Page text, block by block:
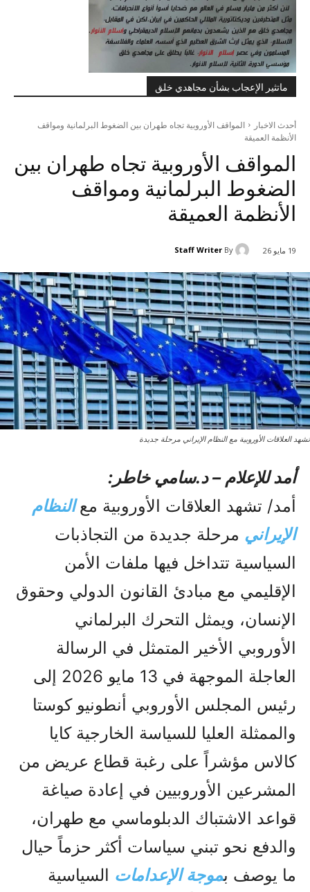
ماتثير الإعجاب بشأن مجاهدي خلق
أحدث الاخبار
المواقف الأوروبية تجاه طهران بين الضغوط البرلمانية ومواقف
الأنظمة العميقة
المواقف الأوروبية تجاه طهران بين
الضغوط البرلمانية ومواقف
الأنظمة العميقة
19 مايو 26 By
Staff Writer
تشهد العلاقات الأوروبية مع النظام الإيراني مرحلة جديدة
أمد للإعلام – د.سامي خاطر:
أمد/ تشهد العلاقات الأوروبية معالنظام
الإيراني مرحلة جديدة من التجاذبات
السياسية تتداخل فيها ملفات الأمن
الإقليمي مع مبادئ القانون الدولي وحقوق
الإنسان، ويمثل التحرك البرلماني
الأوروبي الأخير المتمثل في الرسالة
العاجلة الموجهة في 13 مايو 2026 إلى
رئيس المجلس الأوروبي أنطونيو كوستا
والممثلة العليا للسياسة الخارجية كايا
كالاس مؤشراً على رغبة قطاع عريض من
المشرعين الأوروبيين في إعادة صياغة
قواعد الاشتباك الدبلوماسي مع طهران،
والدفع نحو تبني سياسات أكثر حزماً حيال
ما يوصف بموجة الإعدامات السياسية